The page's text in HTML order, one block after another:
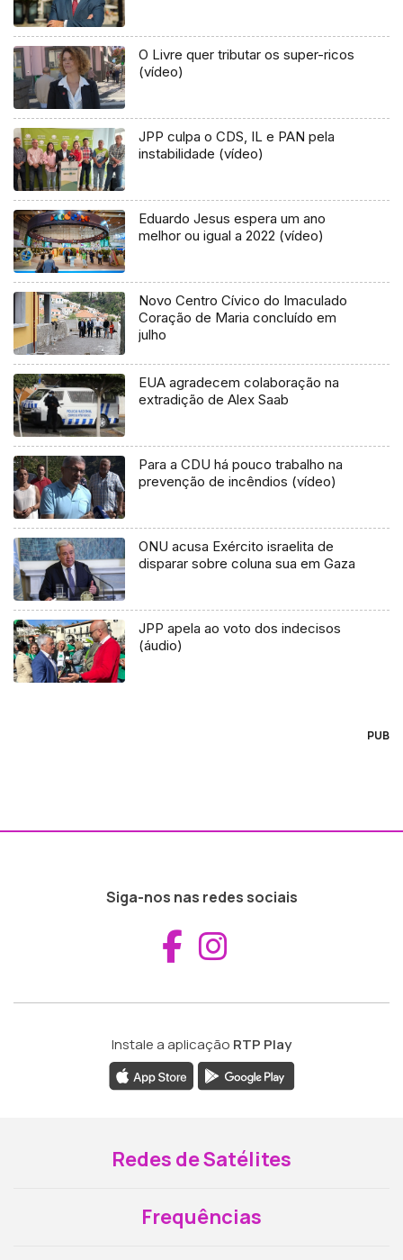
O Livre quer tributar os super-ricos
(vídeo)
JPP culpa o CDS, IL e PAN pela
instabilidade (vídeo)
Eduardo Jesus espera um ano
melhor ou igual a 2022 (vídeo)
Novo Centro Cívico do Imaculado
Coração de Maria concluído em
julho
EUA agradecem colaboração na
extradição de Alex Saab
Para a CDU há pouco trabalho na
prevenção de incêndios (vídeo)
ONU acusa Exército israelita de
disparar sobre coluna sua em Gaza
JPP apela ao voto dos indecisos
(áudio)
PUB
Siga-nos nas redes sociais
Aceder ao
Instale a aplicação RTP Play
Redes de Satélites
Frequências